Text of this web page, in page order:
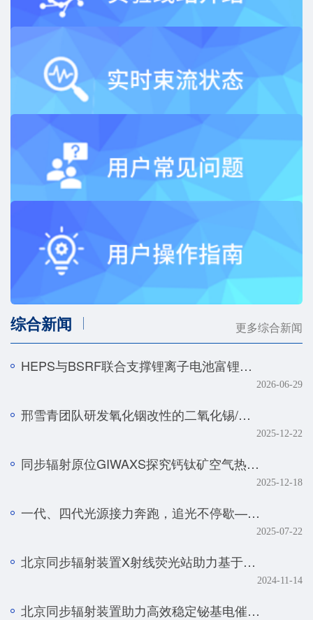
综合新闻 更多综合新闻
HEPS与BSRF联合支撑锂离子电池富锂正极快速化成机制研究
2026-06-29
邢雪青团队研发氧化铟改性的二氧化锡/石墨烯复合催化剂——实现强酸体系下工业级电流密度的高效二氧化碳-甲酸转化
2025-12-22
同步辐射原位GIWAXS探究钙钛矿空气热处理的降解机制
2025-12-18
一代、四代光源接力奔跑，追光不停歇——BSRF第二十九届用户学术年会暨HEPS用户研讨会顺利召开
2025-07-22
北京同步辐射装置X射线荧光站助力基于人工智能技术的金属组学研究取得系列进展
2024-11-14
北京同步辐射装置助力高效稳定铋基电催化剂研究取得新进展